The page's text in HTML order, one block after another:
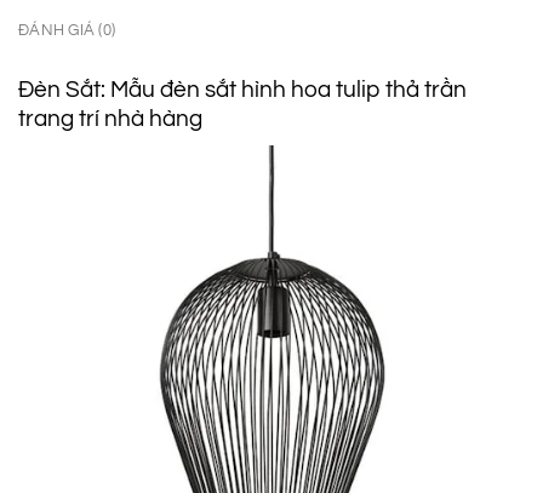
ĐÁNH GIÁ (0)
Đèn Sắt: Mẫu đèn sắt hình hoa tulip thả trần
trang trí nhà hàng